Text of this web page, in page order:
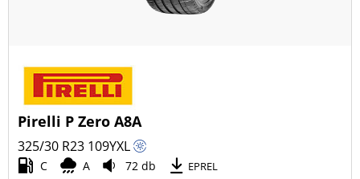
Pirelli P Zero A8A
325/30 R23 109YXL
C A 72 db EPREL